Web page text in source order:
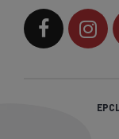
EPCL